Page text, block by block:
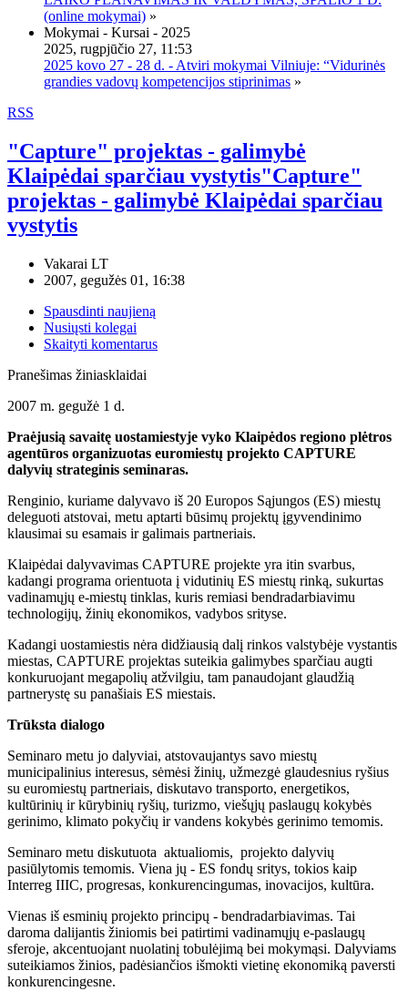
(online mokymai) »
Mokymai - Kursai - 2025
2025, rugpjūčio 27, 11:53
2025 kovo 27 - 28 d. - Atviri mokymai Vilniuje: “Vidurinės
grandies vadovų kompetencijos stiprinimas »
RSS
"Capture" projektas - galimybė
Klaipėdai sparčiau vystytis"Capture"
projektas - galimybė Klaipėdai sparčiau
vystytis
Vakarai LT
2007, gegužės 01, 16:38
Spausdinti naujieną
Nusiųsti kolegai
Skaityti komentarus
Pranešimas žiniasklaidai
2007 m. gegužė 1 d.
Praėjusią savaitę uostamiestyje vyko Klaipėdos regiono plėtros
agentūros organizuotas euromiestų projekto CAPTURE
dalyvių strateginis seminaras.
Renginio, kuriame dalyvavo iš 20 Europos Sąjungos (ES) miestų
deleguoti atstovai, metu aptarti būsimų projektų įgyvendinimo
klausimai su esamais ir galimais partneriais.
Klaipėdai dalyvavimas CAPTURE projekte yra itin svarbus,
kadangi programa orientuota į vidutinių ES miestų rinką, sukurtas
vadinamųjų e-miestų tinklas, kuris remiasi bendradarbiavimu
technologijų, žinių ekonomikos, vadybos srityse.
Kadangi uostamiestis nėra didžiausią dalį rinkos valstybėje vystantis
miestas, CAPTURE projektas suteikia galimybes sparčiau augti
konkuruojant megapolių atžvilgiu, tam panaudojant glaudžią
partnerystę su panašiais ES miestais.
Trūksta dialogo
Seminaro metu jo dalyviai, atstovaujantys savo miestų
municipalinius interesus, sėmėsi žinių, užmezgė glaudesnius ryšius
su euromiestų partneriais, diskutavo transporto, energetikos,
kultūrinių ir kūrybinių ryšių, turizmo, viešųjų paslaugų kokybės
gerinimo, klimato pokyčių ir vandens kokybės gerinimo temomis.
Seminaro metu diskutuota aktualiomis, projekto dalyvių
pasiūlytomis temomis. Viena jų - ES fondų sritys, tokios kaip
Interreg IIIC, progresas, konkurencingumas, inovacijos, kultūra.
Vienas iš esminių projekto principų - bendradarbiavimas. Tai
daroma dalijantis žiniomis bei patirtimi vadinamųjų e-paslaugų
sferoje, akcentuojant nuolatinį tobulėjimą bei mokymąsi. Dalyviams
suteikiamos žinios, padėsiančios išmokti vietinę ekonomiką paversti
konkurencingesne.